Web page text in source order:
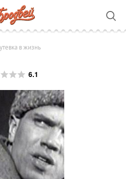
в жизнь
6.1